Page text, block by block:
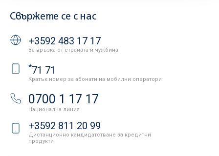
Свържете се с нас
+3592 483 17 17
За връзка от страната и чужбина
*71 71
Кратък номер за абонати на мобилни оператори
0700 1 17 17
Национална линия
+3592 811 20 99
Дистанционно кандидатстване за кредитни
продукти